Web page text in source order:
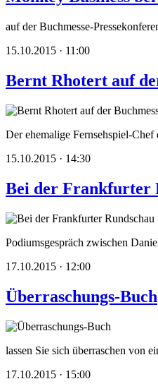
auf der Buchmesse-
15.10.2015 · 11:00
Bernt Rhotert auf
Der ehemalige Fernsehspiel-
15.10.2015 · 14:30
Bei der Frankfurter
Podiumsgespräch zwischen
17.10.2015 · 12:00
Überraschungs-Buch
lassen Sie sich überraschen von
17.10.2015 · 15:00